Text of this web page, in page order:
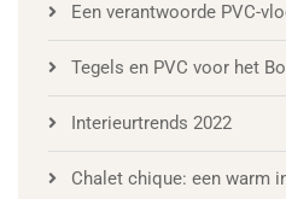
Een verantwoorde PVC-
Tegels en PVC voor het
Interieurtrends 2022
Chalet chique: een warm